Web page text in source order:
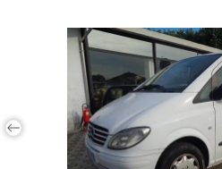
Auto Nuove
Noleggio a lungo termine
Auto d'epoca
Moto